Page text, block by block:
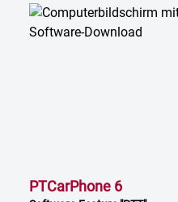
PTCarPhone 6